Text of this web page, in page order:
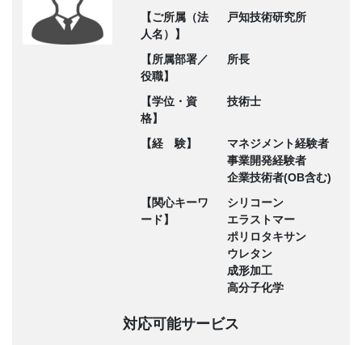
【ご所属（法
人名）】
戸知技術研究所
【所属部署／
役職】
所長
【学位・資
格】
技術士
【経 験】
マネジメント経験者
事業開発経験者
企業技術者(OB含む)
【関心キーワ
ード】
シリコーン
エラストマー
ポリロタキサン
ウレタン
成形加工
高分子化学
対応可能サービス